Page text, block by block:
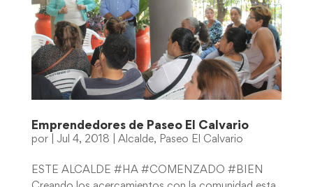
Emprendedores de Paseo El Calvario
por Jul 4, 2018 Alcalde, Paseo El Calvario
ESTE ALCALDE #HA #COMENZADO #BIEN